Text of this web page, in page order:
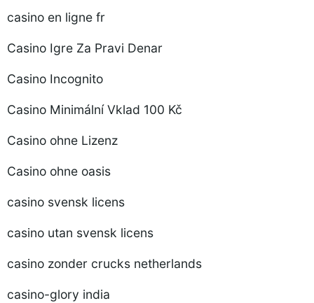
casino en ligne fr
Casino Igre Za Pravi Denar
Casino Incognito
Casino Minimální Vklad 100 Kč
Casino ohne Lizenz
Casino ohne oasis
casino svensk licens
casino utan svensk licens
casino zonder crucks netherlands
casino-glory india